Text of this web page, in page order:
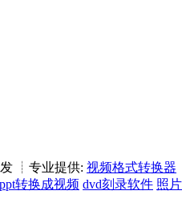
┊专业提供: 视频格式转换器
ppt转换成视频 dvd刻录软件 照片